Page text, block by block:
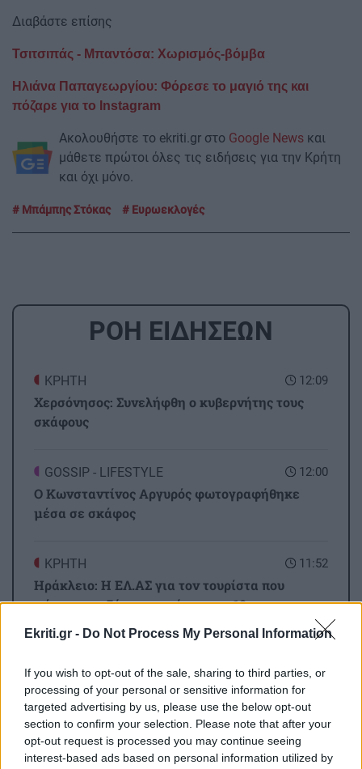
Ekriti.gr - Do Not Process My Personal Information
If you wish to opt-out of the sale, sharing to third parties, or
processing of your personal or sensitive information for
targeted advertising by us, please use the below opt-out
section to confirm your selection. Please note that after your
opt-out request is processed you may continue seeing
interest-based ads based on personal information utilized by
Διαβάστε επίσης
Τσιτσιπάς - Μπαντόσα: Χωρισμός-βόμβα
Ηλιάνα Παπαγεωργίου: Φόρεσε το μαγιό της και
πόζαρε για το Instagram
Ακολουθήστε το ekriti.gr στο Google News και
μάθετε πρώτοι όλες τις ειδήσεις για την Κρήτη
και όχι μόνο.
Μπάμπης Στόκας Ευρωεκλογές
ΡΟΗ ΕΙΔΗΣΕΩΝ
12:09
ΚΡΗΤΗ
Χερσόνησος: Συνελήφθη ο κυβερνήτης τους
σκάφους
12:00
GOSSIP - LIFESTYLE
Ο Κωνσταντίνος Αργυρός φωτογραφήθηκε
μέσα σε σκάφος
11:52
ΚΡΗΤΗ
Ηράκλειο: Η ΕΛ.ΑΣ για τον τουρίστα που
φέρεται να ζήτησε τιμή για την 10χρονη
Κρήτη: Μία ακόμα τραγωδία με γυναίκα σε
θάλασσα
11:31
ΠΕΡΙΕΡΓΑ - ΠΑΡΑΞΕΝΑ
Όλες οι ειδήσεις